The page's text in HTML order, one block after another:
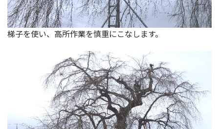
梯子を使い、高所作業を慎重にこなします。